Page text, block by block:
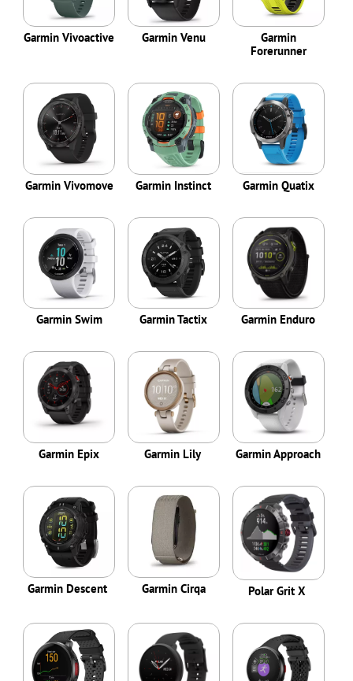
Garmin Vivoactive Garmin Venu
Garmin
Forerunner
Garmin Vivomove Garmin Instinct Garmin Quatix
Garmin Swim Garmin Tactix Garmin Enduro
Garmin Epix Garmin Lily Garmin Approach
Garmin Descent Garmin Cirqa Polar Grit X